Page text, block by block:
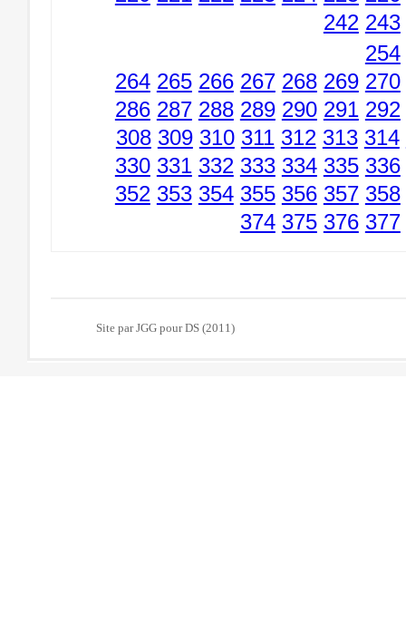
242 243
254
264 265 266 267 268 269 270
286 287 288 289 290 291 292
308 309 310 311 312 313 314
330 331 332 333 334 335 336
352 353 354 355 356 357 358
374 375 376 377
Site par JGG pour DS (2011)